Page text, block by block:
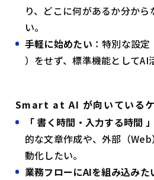
り、どこに何があるか分か
い。
手軽に始めたい ：特別な設
）をせず、標準機能としてAI
Smart at AI が向いている
「 書く時間・入力する時間
的な文章作成や、外部（
動化したい。
業務フローにAIを組み込みた